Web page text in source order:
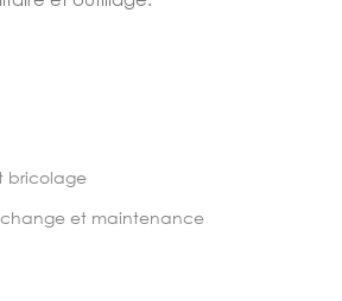
bricolage
et maintenance